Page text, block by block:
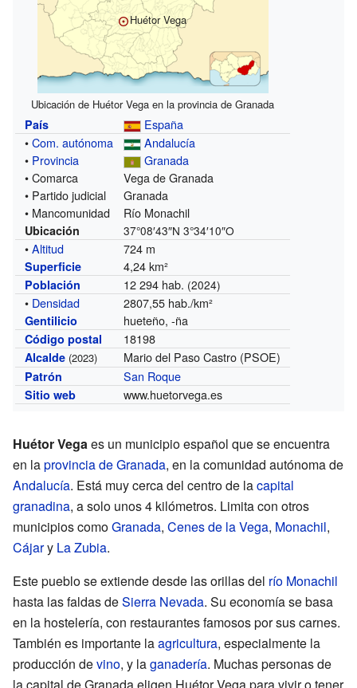
Huétor Vega
Ubicación de Huétor Vega en la provincia de Granada
País
España
•Com. autónoma
Andalucía
• Provincia
Granada
• Comarca
Vega de Granada
• Partido judicial
Granada
• Mancomunidad
Río Monachil
Ubicación 37°08′43″N 3°34′10″O
•Altitud 724 m
Superficie 4,24 km²
Población 12 294 hab. (2024)
• Densidad 2807,55 hab./km²
Gentilicio hueteño, -ña
Código postal 18198
Alcalde (2023) Mario del Paso Castro (PSOE)
Patrón San Roque
Sitio web www.huetorvega.es
Huétor Vegaes un municipio español que se encuentra
en laprovincia de Granada, en la comunidad autónoma de
Andalucía. Está muy cerca del centro de lacapital
granadina, a solo unos 4 kilómetros. Limita con otros
municipios comoGranada, Cenes de la Vega, Monachil,
Cájary La Zubia.
Este pueblo se extiende desde las orillas del río Monachil
hasta las faldas deSierra Nevada. Su economía se basa
en la hostelería, con restaurantes famosos por sus carnes.
También es importante laagricultura, especialmente la
producción devino, y laganadería. Muchas personas de